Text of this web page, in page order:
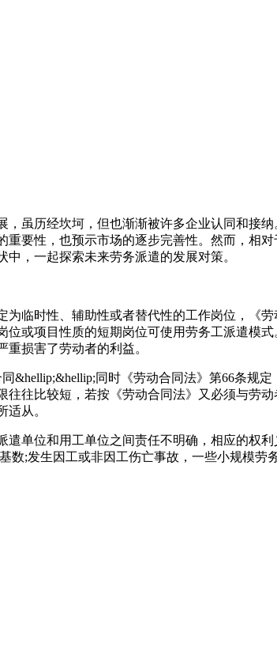
虽历经坎坷，但也渐渐被许多企业认同和接
要性，也预示市场的逐步完善性。然而，相
，一起探索未来劳务派遣的发展对策。
时性、辅助性或者替代性的工作岗位，《劳
或项目性质的短期岗位可使用劳务工派遣模
损害了劳动者的利益。
同时《劳动合同法》第66条规定
往比较短，若按《劳动合同法》又必须与劳
从。
位和用工单位之间责任不明确，相应的权利
;发生因工或非因工伤亡事故，一些小规模劳